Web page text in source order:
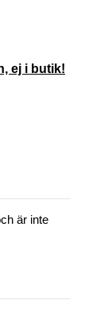
ej i butik!
är inte